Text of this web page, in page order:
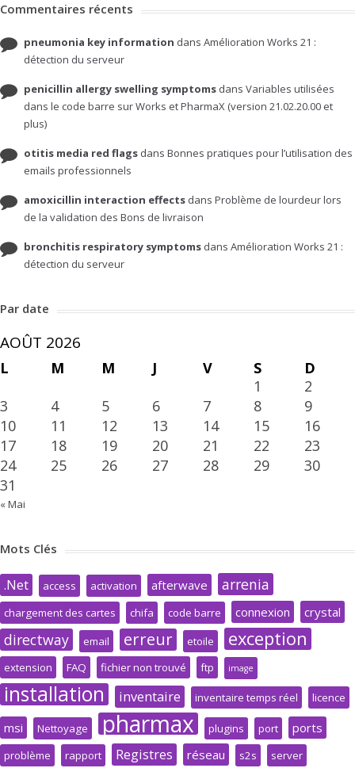
Commentaires récents
pneumonia key information dans Amélioration Works 21 :
détection du serveur
penicillin allergy swelling symptoms dans Variables utilisées
dans le code barre sur Works et PharmaX (version 21.02.20.00 et
plus)
otitis media red flags dans Bonnes pratiques pour l’utilisation des
emails professionnels
amoxicillin interaction effects dans Problème de lourdeur lors
de la validation des Bons de livraison
bronchitis respiratory symptoms dans Amélioration Works 21 :
détection du serveur
Par date
AOÛT 2026
L M M J V S
D
1
2
3
4 5 6 7 8
9
10
11 12 13 14 15
16
17
18 19 20 21 22
23
24
25 26 27 28 29
30
31
« Mai
Mots Clés
.Net access activation afterwave arrenia
chargement des cartes chifa code barre connexion crystal
directway email erreur etoile exception
extension FAQ fichier non trouvé ftp image
installation inventaire inventaire temps réel licence
msi Nettoyage pharmax plugins port ports
problème rapport Registres réseau s2s server